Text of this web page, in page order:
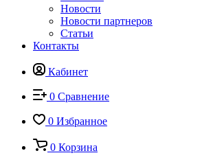
Новости
Новости партнеров
Статьи
Контакты
Кабинет
0 Сравнение
0 Избранное
0 Корзина